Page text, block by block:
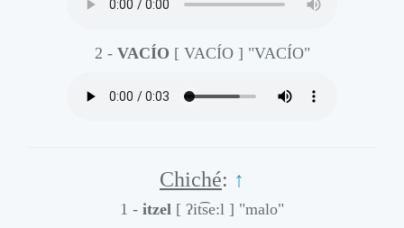
2 - VACÍO [ VACÍO ] "VACÍO"
Chiché: ↑
1 - itzel [ ʔit͡se:l ] "malo"